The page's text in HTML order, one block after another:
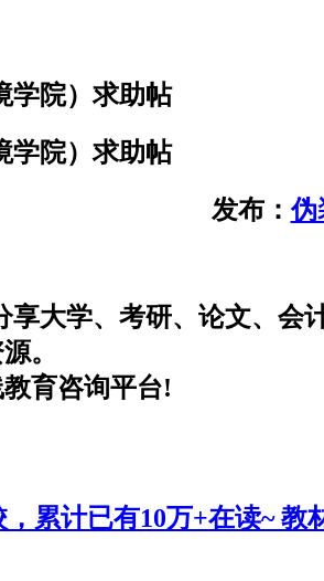
学院）求助帖
学院）求助帖
发布：伪
享大学、考研、论文、
。
育咨询平台!
累计已有10万+在读~